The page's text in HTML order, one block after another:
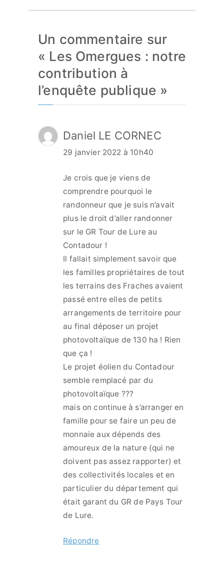
l’article
Un commentaire sur
« Les Omergues : notre
contribution à
l’enquête publique »
Daniel LE CORNEC
29 janvier 2022 à 10h40
Je crois que je viens de
comprendre pourquoi le
randonneur que je suis n’avait
plus le droit d’aller randonner
sur le GR Tour de Lure au
Contadour !
Il fallait simplement savoir que
les familles propriétaires de tout
les terrains des Fraches avaient
passé entre elles de petits
arrangements de territoire pour
au final déposer un projet
photovoltaïque de 130 ha ! Rien
que ça !
Le projet éolien du Contadour
semble remplacé par du
photovoltaïque ???
mais on continue à s’arranger en
famille pour se faire un peu de
monnaie aux dépends des
amoureux de la nature (qui ne
doivent pas assez rapporter) et
des collectivités locales et en
particulier du département qui
était garant du GR de Pays Tour
de Lure.
Répondre